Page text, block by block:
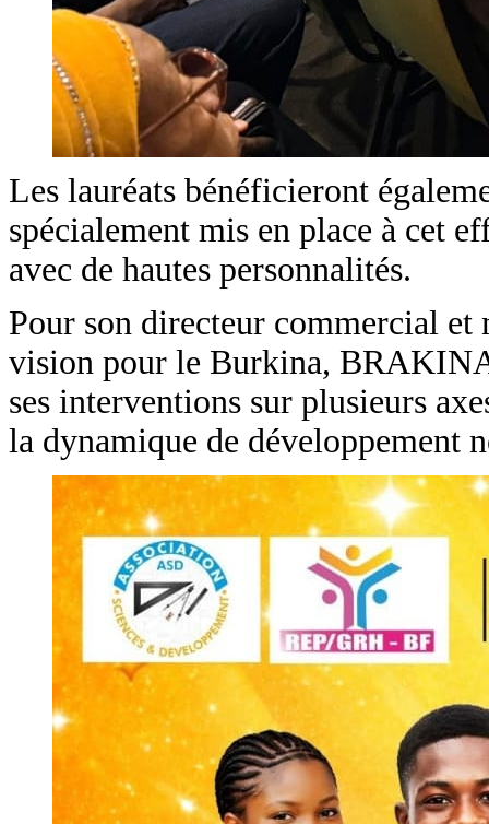
Les lauréats bénéficieront
spécialement mis en place à cet
avec de hautes personnalités.
Pour son directeur commercial et
vision pour le Burkina,
ses interventions sur plusieurs
la dynamique de développement